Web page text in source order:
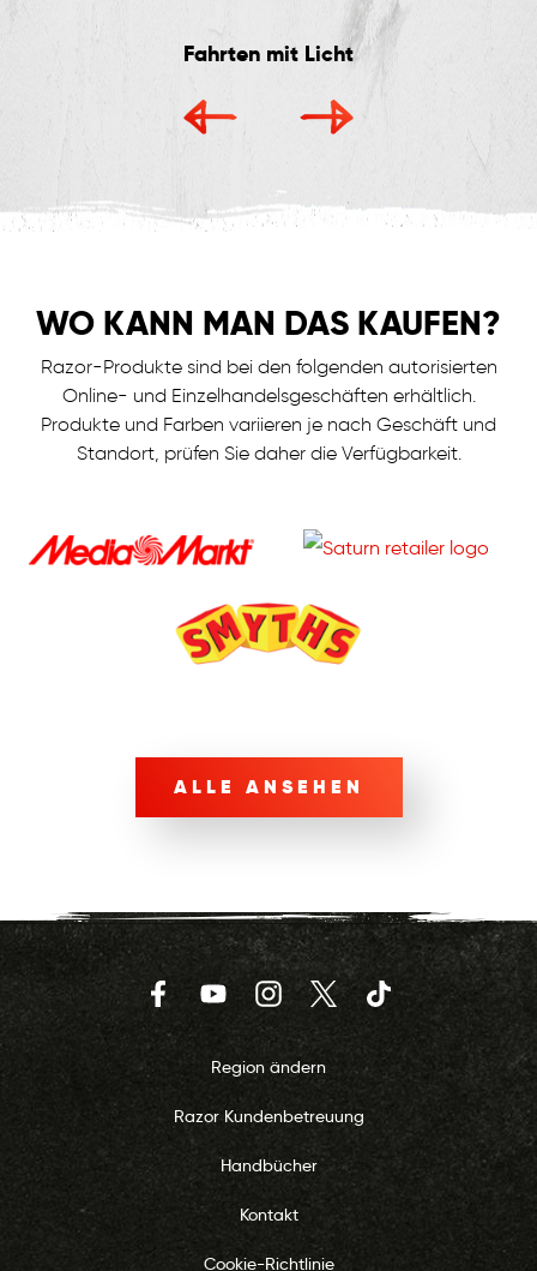
Fahrten mit Licht
WO KANN MAN DAS KAUFEN?
Razor-Produkte sind bei den folgenden autorisierten
Online- und Einzelhandelsgeschäften erhältlich.
Produkte und Farben variieren je nach Geschäft und
Standort, prüfen Sie daher die Verfügbarkeit.
ALLE ANSEHEN
FacebookYouTubeInstagram
Twitter TikTok
Region ändern
Razor Kundenbetreuung
Handbücher
Kontakt
Cookie-Richtlinie